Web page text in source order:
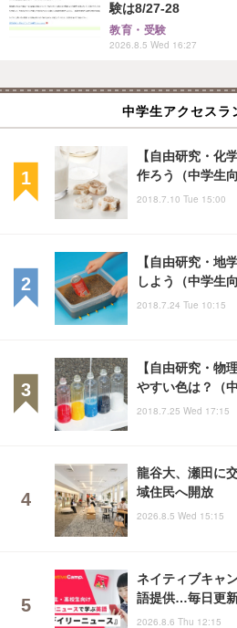
験は8/27-28
教育・受験
2026.8.5 Wed 16:27
中学生アクセスラ
【自由研究・化
作ろう（中学生向
2018.7.10 Tue 15:00
【自由研究・地
しよう（中学生向
2018.7.24 Tue 10:15
【自由研究・物
やすい色は？（
2018.7.25 Wed 17:15
龍谷大、瀬田に
域住民へ開放
2026.8.5 Wed 15:15
ネイティブキャ
語提供…毎日更
2026.8.6 Thu 12:15